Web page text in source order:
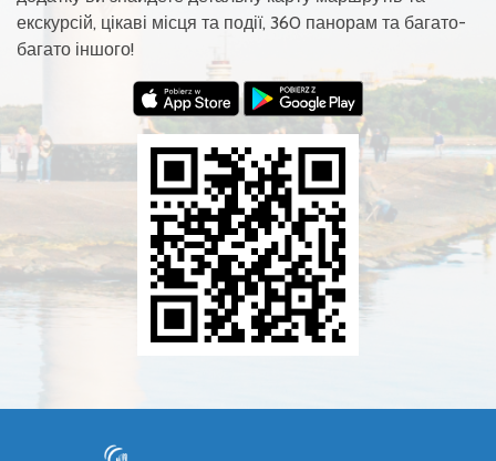
екскурсій, цікаві місця та події, 360 панорам та багато-
багато іншого!